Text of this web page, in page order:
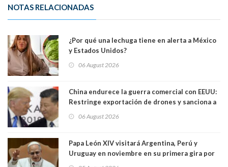
NOTAS RELACIONADAS
¿Por qué una lechuga tiene en alerta a México
y Estados Unidos?
06 August 2026
China endurece la guerra comercial con EEUU:
Restringe exportación de drones y sanciona a
06 August 2026
Papa León XIV visitará Argentina, Perú y
Uruguay en noviembre en su primera gira por